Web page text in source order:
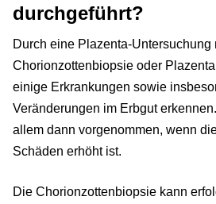
durchgeführt?
Durch eine Plazenta-Untersuchung
Chorionzottenbiopsie oder
einige Erkrankungen sowie
Veränderungen im Erbgut
allem dann vorgenommen, wenn
Schäden erhöht ist.
Die Chorionzottenbiopsie kann